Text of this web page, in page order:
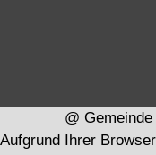
@
Aufgrund Ihrer